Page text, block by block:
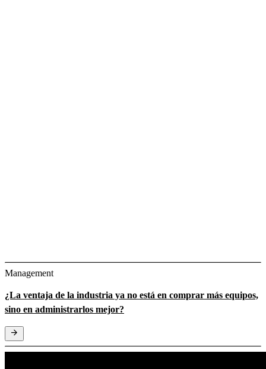
Management
¿La ventaja de la industria ya no está en comprar más equipos,
sino en administrarlos mejor?